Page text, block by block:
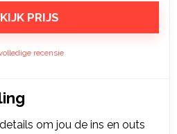
PRIJS
recensie
om jou de ins en outs